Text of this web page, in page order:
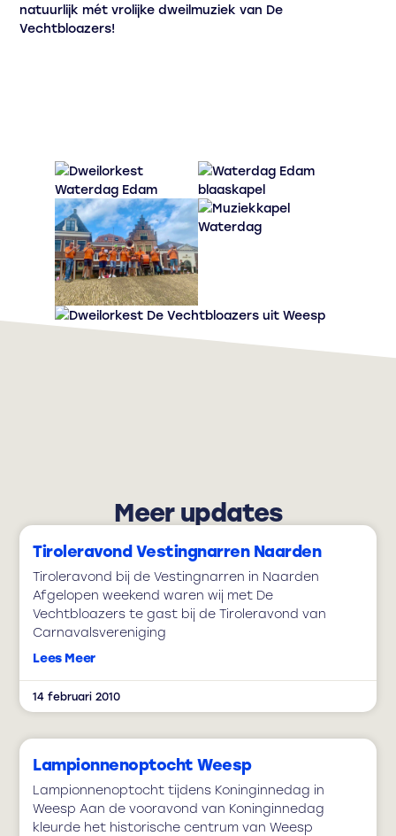
natuurlijk mét vrolijke dweilmuziek van De
Vechtbloazers!
Meer updates
Tiroleravond Vestingnarren Naarden
Tiroleravond bij de Vestingnarren in Naarden
Afgelopen weekend waren wij met De
Vechtbloazers te gast bij de Tiroleravond van
Carnavalsvereniging
Lees Meer
14 februari 2010
Lampionnenoptocht Weesp
Lampionnenoptocht tijdens Koninginnedag in
Weesp Aan de vooravond van Koninginnedag
kleurde het historische centrum van Weesp